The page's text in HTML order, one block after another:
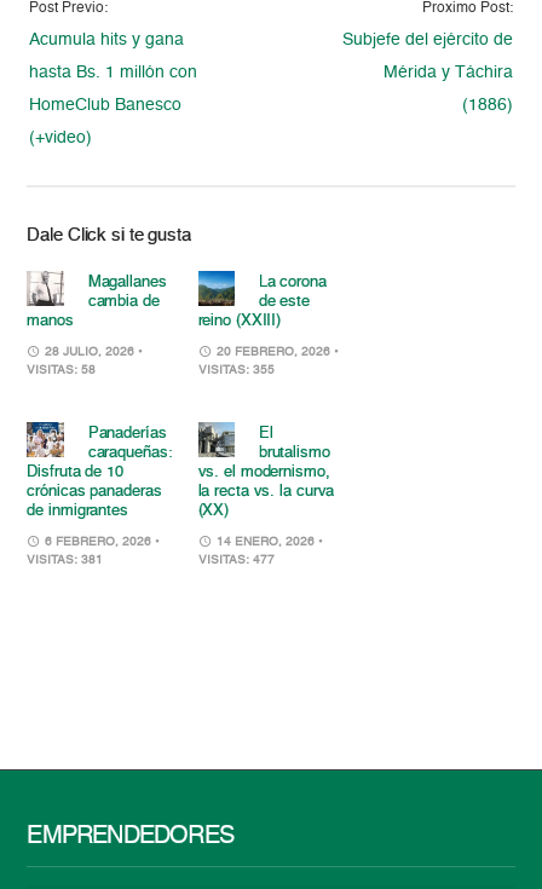
Post Previo:
Acumula hits y gana
hasta Bs. 1 millón con
HomeClub Banesco
(+video)
Proximo Post:
Subjefe del ejército de
Mérida y Táchira
(1886)
Dale Click si te gusta
Magallanes
cambia de
manos
28 JULIO, 2026 •
VISITAS: 58
La corona
de este
reino (XXIII)
20 FEBRERO, 2026 •
VISITAS: 355
Panaderías
caraqueñas:
Disfruta de 10
crónicas panaderas
de inmigrantes
6 FEBRERO, 2026 •
VISITAS: 381
El
brutalismo
vs. el modernismo,
la recta vs. la curva
(XX)
14 ENERO, 2026 •
VISITAS: 477
EMPRENDEDORES